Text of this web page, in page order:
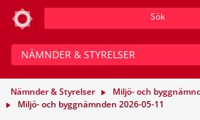
Sök
NÄMNDER & STYRELSER
Nämnder & Styrelser
Miljö- och
Miljö- och byggnämnden 2026-05-11